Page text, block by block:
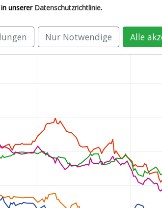
unserer Datenschutzrichtlinie.
Nur Notwendige Alle